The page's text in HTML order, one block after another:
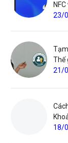
23/
Thế
21/
18/